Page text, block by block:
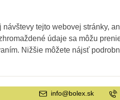
info@bolex.sk
tejto webovej stránky,
údaje sa môžu
Nižšie môžete nájsť